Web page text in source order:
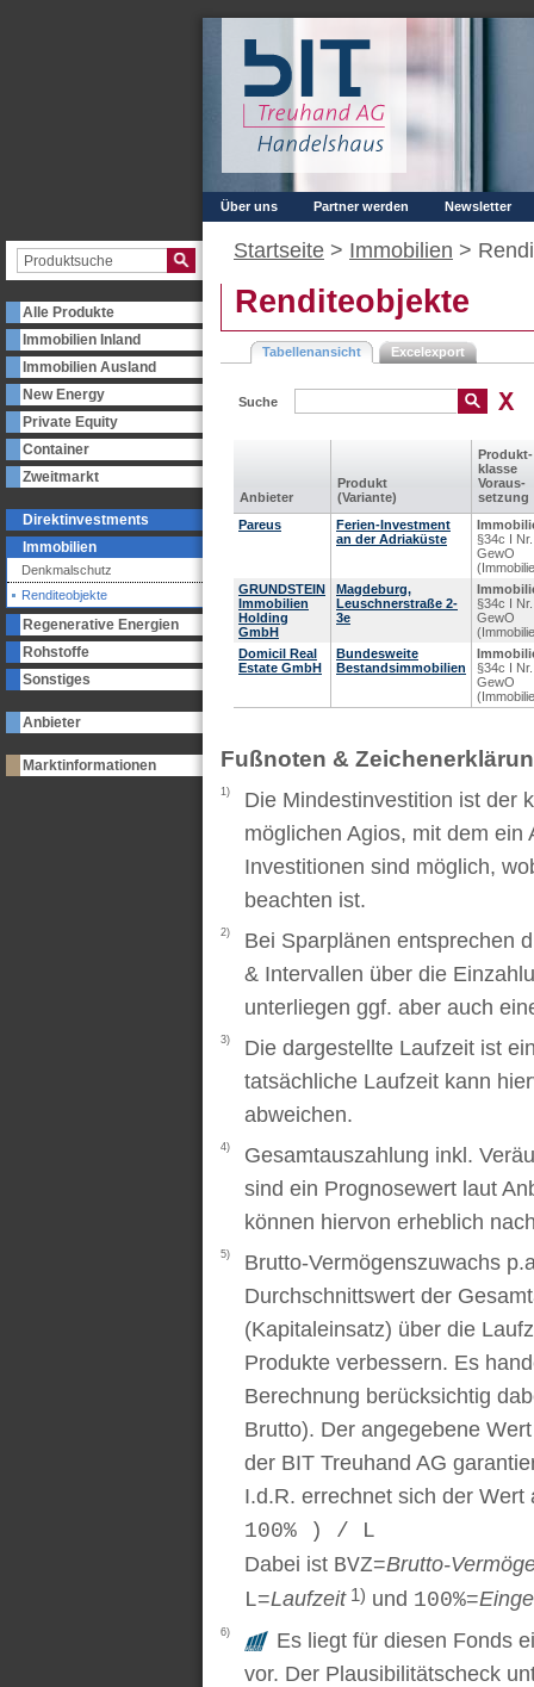
Alle Produkte
Immobilien Inland
Immobilien Ausland
New Energy
Private Equity
Container
Zweitmarkt
Direktinvestments
Immobilien
Denkmalschutz
Renditeobjekte
Regenerative Energien
Rohstoffe
Sonstiges
Anbieter
Marktinformationen
Über uns Partner werden Newsletter
Startseite > Immobilien >
Renditeobjekte
Tabellenansicht Excelexport
Suche
Anbieter
Produkt
(Variante)
Produkt­
klasse
Voraus­
setzung
Pareus
Ferien-Investment
an der Adriaküste
§34c I
GewO
GRUNDSTEIN
Immobilien
Holding
GmbH
Magdeburg,
Leuschnerstraße 2-
3e
§34c I
GewO
Domicil Real
Estate GmbH
Bundesweite
Bestandsimmobilien
§34c I
GewO
Fußnoten &
1)
Die Mindestinvestition ist der
möglichen Agios, mit dem
Investitionen sind möglich,
beachten ist.
2)
Bei Sparplänen entsprechen
& Intervallen über die
unterliegen ggf. aber auch
3)
Die dargestellte Laufzeit ist
tatsächliche Laufzeit kann
abweichen.
4)
Gesamtauszahlung inkl.
sind ein Prognosewert laut
können hiervon erheblich
5)
Brutto-Vermögenszuwachs
Durchschnittswert der
(Kapitaleinsatz) über die
Produkte verbessern. Es
Berechnung berücksichtig
Brutto). Der angegebene
der BIT Treuhand AG
I.d.R. errechnet sich der
100% ) / L
Dabei ist BVZ=Brutto-
L=Laufzeit1) und 100%=
6)
Es liegt für diesen Fonds
vor. Der Plausibilitätscheck